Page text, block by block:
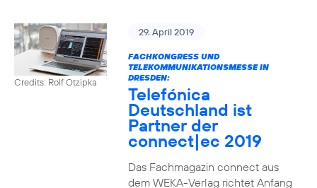
Credits: Rolf Otzipka
29. April 2019
FACHKONGRESS UND
TELEKOMMUNIKATIONSMESSE IN
DRESDEN:
Telefónica
Deutschland ist
Partner der
connect|ec 2019
Das Fachmagazin connect aus
dem WEKA-Verlag richtet Anfang